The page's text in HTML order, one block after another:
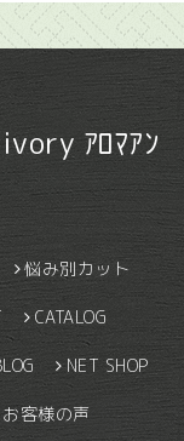
ｱﾛﾏｱﾝ
悩み別カット
CATALOG
NET SHOP
お客様の声